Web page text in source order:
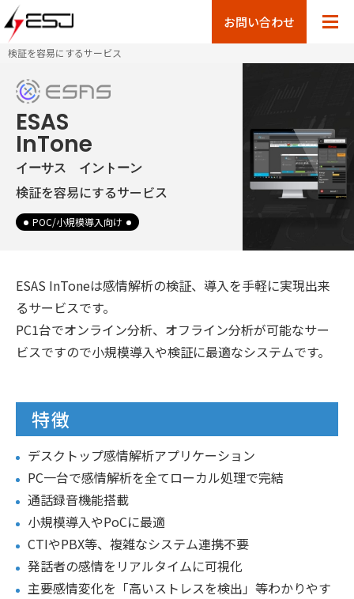
お問い合わせ
ESAS
InTone
イーサス イントーン
検証を容易にするサービス
POC/小規模導入向け
検証を容易にするサービス
ESAS InToneは感情解析の検証、導入を手軽に実現出来
るサービスです。
PC1台でオンライン分析、オフライン分析が可能なサー
ビスですので小規模導入や検証に最適なシステムです。
特徴
デスクトップ感情解析アプリケーション
PC一台で感情解析を全てローカル処理で完結
通話録音機能搭載
小規模導入やPoCに最適
CTIやPBX等、複雑なシステム連携不要
発話者の感情をリアルタイムに可視化
主要感情変化を「高いストレスを検出」等わかりやす